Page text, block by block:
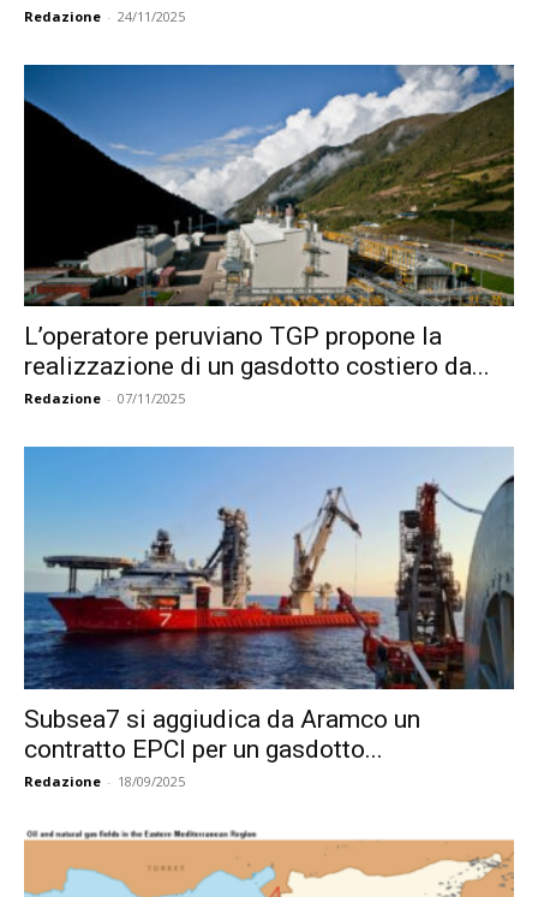
Redazione - 24/11/2025
L’operatore peruviano TGP propone la
realizzazione di un gasdotto costiero da...
Redazione - 07/11/2025
Subsea7 si aggiudica da Aramco un
contratto EPCI per un gasdotto...
Redazione - 18/09/2025